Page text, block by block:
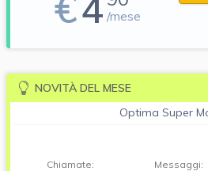
/mese
NOVITÀ DEL MESE
Optima Super
Chiamate: Messaggi: